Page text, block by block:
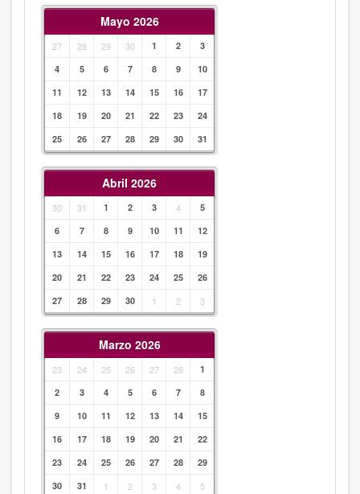
Mayo 2026
27 28 29 30 1 2
3
4
5 6 7 8 9
10
11
12 13 14 15 16
17
18
19 20 21 22 23
24
25
26 27 28 29 30 31
Abril 2026
30 31 1 2 3 4
5
6
7 8 9 10 11
12
13
14 15 16 17 18
19
20
21 22 23 24 25
26
27
28 29 30 1 2 3
Marzo 2026
23 24 25 26 27 28
1
2
3 4 5 6 7
8
9
10 11 12 13 14
15
16
17 18 19 20 21
22
23
24 25 26 27 28
29
30
31 1 2 3 4 5